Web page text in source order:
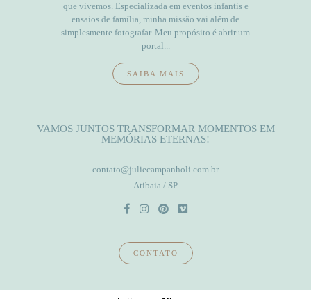
que vivemos. Especializada em eventos infantis e
ensaios de família, minha missão vai além de
simplesmente fotografar. Meu propósito é abrir um
portal...
SAIBA MAIS
VAMOS JUNTOS TRANSFORMAR MOMENTOS EM
MEMÓRIAS ETERNAS!
contato@juliecampanholi.com.br
Atibaia / SP
CONTATO